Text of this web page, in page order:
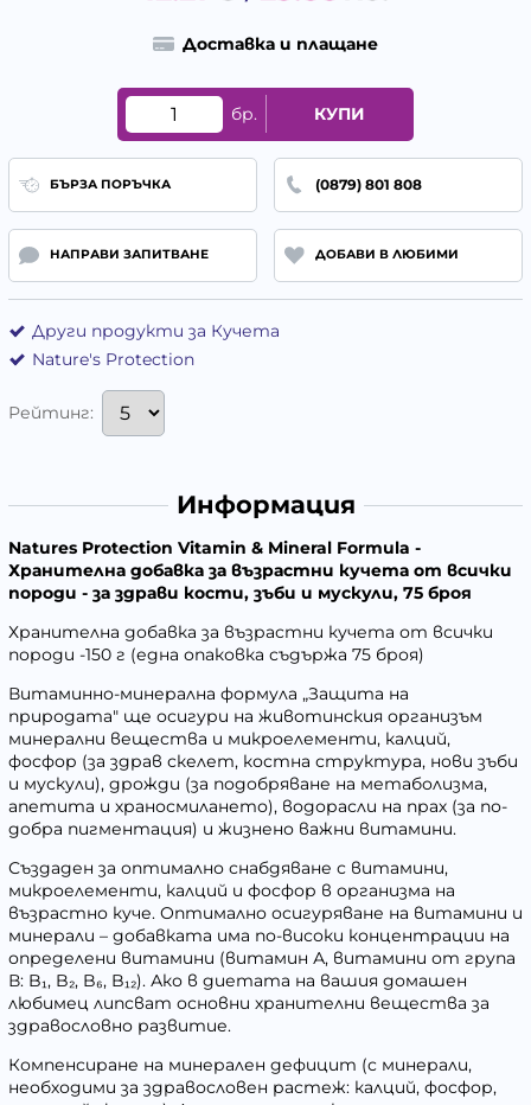
Доставка и плащане
бр. КУПИ
БЪРЗА ПОРЪЧКА (0879) 801 808
НАПРАВИ ЗАПИТВАНЕ ДОБАВИ В ЛЮБИМИ
Други продукти за Кучета
Nature's Protection
Рейтинг:
Информация
Natures Protection Vitamin & Mineral Formula -
Хранителна добавка за възрастни кучета от всички
породи - за здрави кости, зъби и мускули, 75 броя
Хранителна добавка за възрастни кучета от всички
породи -150 г (една опаковка съдържа 75 броя)
Витаминно-минерална формула „Защита на
природата" ще осигури на животинския организъм
минерални вещества и микроелементи, калций,
фосфор (за здрав скелет, костна структура, нови зъби
и мускули), дрожди (за подобряване на метаболизма,
апетита и храносмилането), водорасли на прах (за по-
добра пигментация) и жизнено важни витамини.
Създаден за оптимално снабдяване с витамини,
микроелементи, калций и фосфор в организма на
възрастно куче. Оптимално осигуряване на витамини и
минерали – добавката има по-високи концентрации на
определени витамини (витамин А, витамини от група
В: B₁, B₂, B₆, B₁₂). Ако в диетата на вашия домашен
любимец липсват основни хранителни вещества за
здравословно развитие.
Компенсиране на минерален дефицит (с минерали,
необходими за здравословен растеж: калций, фосфор,